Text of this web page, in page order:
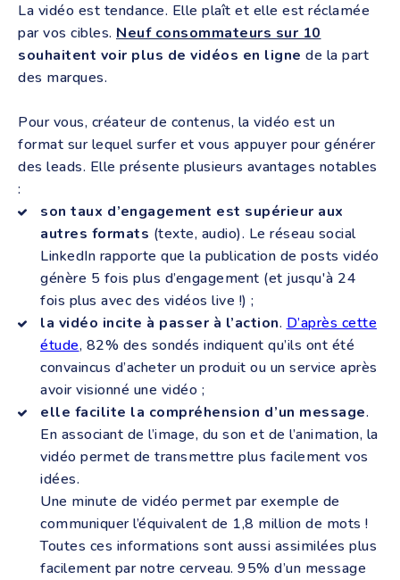
La vidéo est tendance. Elle plaît et elle est réclamée
par vos cibles. Neuf consommateurs sur 10
souhaitent voir plus de vidéos en ligne de la part
des marques.
Pour vous, créateur de contenus, la vidéo est un
format sur lequel surfer et vous appuyer pour générer
des leads. Elle présente plusieurs avantages notables
:
son taux d’engagement est supérieur aux
autres formats (texte, audio). Le réseau social
LinkedIn rapporte que la publication de posts vidéo
génère 5 fois plus d’engagement (et jusqu'à 24
fois plus avec des vidéos live !) ;
la vidéo incite à passer à l’action. D’après cette
étude, 82% des sondés indiquent qu’ils ont été
convaincus d’acheter un produit ou un service après
avoir visionné une vidéo ;
elle facilite la compréhension d’un message.
En associant de l’image, du son et de l’animation, la
vidéo permet de transmettre plus facilement vos
idées.
Une minute de vidéo permet par exemple de
communiquer l’équivalent de 1,8 million de mots !
Toutes ces informations sont aussi assimilées plus
facilement par notre cerveau. 95% d’un message